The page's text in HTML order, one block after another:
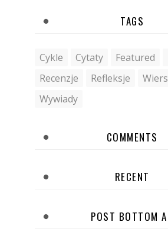
TAGS
Cykle Cytaty Featured
Recenzje
Refleksje
Wywiady
COMMENTS
RECENT
POST BOTTOM